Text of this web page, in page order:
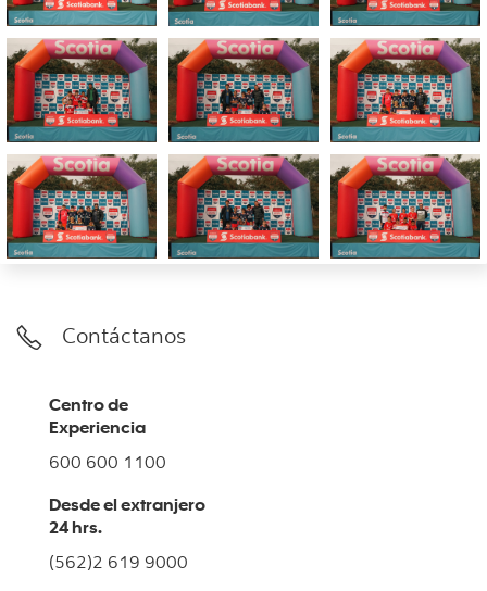
Contáctanos
Centro de
Experiencia
600 600 1100
Desde el extranjero
24 hrs.
(562)2 619 9000